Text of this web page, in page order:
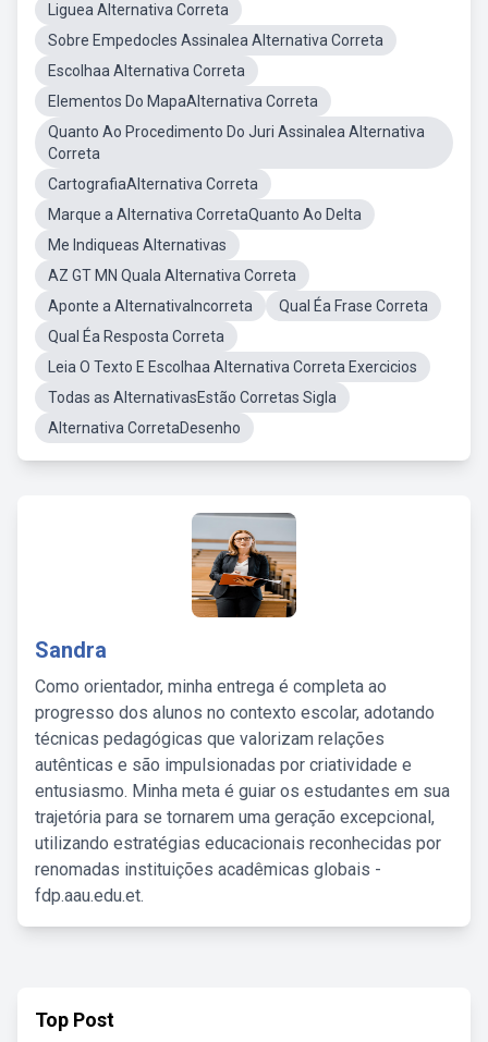
Liguea Alternativa Correta
Sobre Empedocles Assinalea Alternativa Correta
Escolhaa Alternativa Correta
Elementos Do MapaAlternativa Correta
Quanto Ao Procedimento Do Juri Assinalea Alternativa
Correta
CartografiaAlternativa Correta
Marque a Alternativa CorretaQuanto Ao Delta
Me Indiqueas Alternativas
AZ GT MN Quala Alternativa Correta
Aponte a AlternativaIncorreta
Qual Éa Frase Correta
Qual Éa Resposta Correta
Leia O Texto E Escolhaa Alternativa Correta Exercicios
Todas as AlternativasEstão Corretas Sigla
Alternativa CorretaDesenho
Sandra
Como orientador, minha entrega é completa ao
progresso dos alunos no contexto escolar, adotando
técnicas pedagógicas que valorizam relações
autênticas e são impulsionadas por criatividade e
entusiasmo. Minha meta é guiar os estudantes em sua
trajetória para se tornarem uma geração excepcional,
utilizando estratégias educacionais reconhecidas por
renomadas instituições acadêmicas globais -
fdp.aau.edu.et.
Top Post